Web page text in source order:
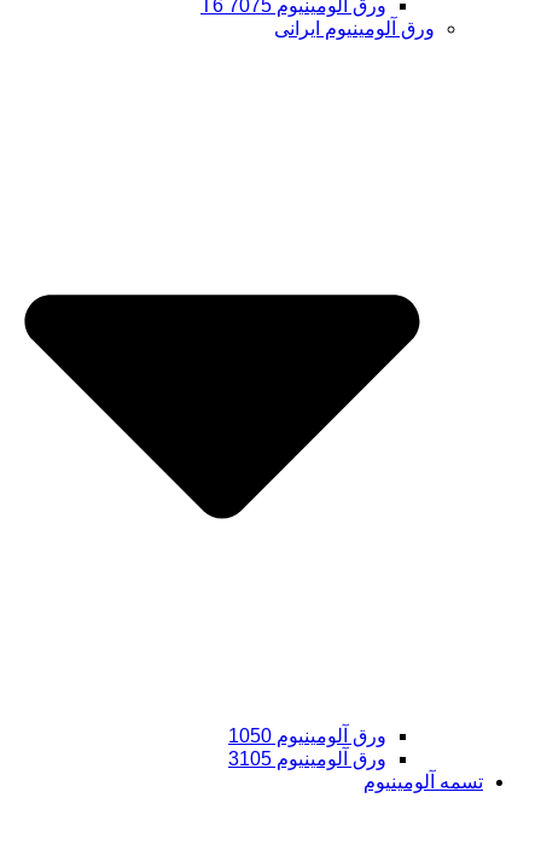
ورق آلومینیوم 7075 T6
ورق آلومینیوم ایرانی
ورق آلومینیوم 1050
ورق آلومینیوم 3105
تسمه آلومینیوم